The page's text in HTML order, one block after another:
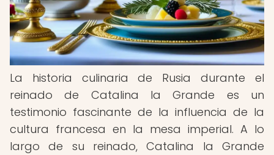
La historia culinaria de Rusia durante el
reinado de Catalina la Grande es un
testimonio fascinante de la influencia de la
cultura francesa en la mesa imperial. A lo
largo de su reinado, Catalina la Grande